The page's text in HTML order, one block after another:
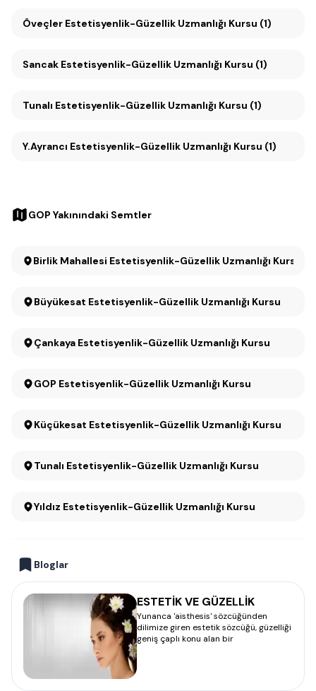
Öveçler Estetisyenlik-Güzellik Uzmanlığı Kursu (1)
Sancak Estetisyenlik-Güzellik Uzmanlığı Kursu (1)
Tunalı Estetisyenlik-Güzellik Uzmanlığı Kursu (1)
Y.Ayrancı Estetisyenlik-Güzellik Uzmanlığı Kursu (1)
GOP Yakınındaki Semtler
Birlik Mahallesi Estetisyenlik-Güzellik Uzmanlığı Kursu
Büyükesat Estetisyenlik-Güzellik Uzmanlığı Kursu
Çankaya Estetisyenlik-Güzellik Uzmanlığı Kursu
GOP Estetisyenlik-Güzellik Uzmanlığı Kursu
Küçükesat Estetisyenlik-Güzellik Uzmanlığı Kursu
Tunalı Estetisyenlik-Güzellik Uzmanlığı Kursu
Yıldız Estetisyenlik-Güzellik Uzmanlığı Kursu
Bloglar
ESTETİK VE GÜZELLİK
Yunanca 'aisthesis' sözcüğünden
dilimize giren estetik sözcüğü, güzelliği
geniş çaplı konu alan bir